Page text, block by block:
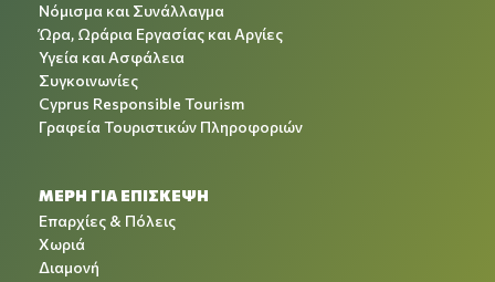
Νόμισμα και Συνάλλαγμα
Ώρα, Ωράρια Εργασίας και Αργίες
Υγεία και Ασφάλεια
Συγκοινωνίες
Cyprus Responsible Tourism
Γραφεία Τουριστικών Πληροφοριών
ΜΕΡΗ ΓΙΑ ΕΠΙΣΚΕΨΗ
Επαρχίες & Πόλεις
Χωριά
Διαμονή